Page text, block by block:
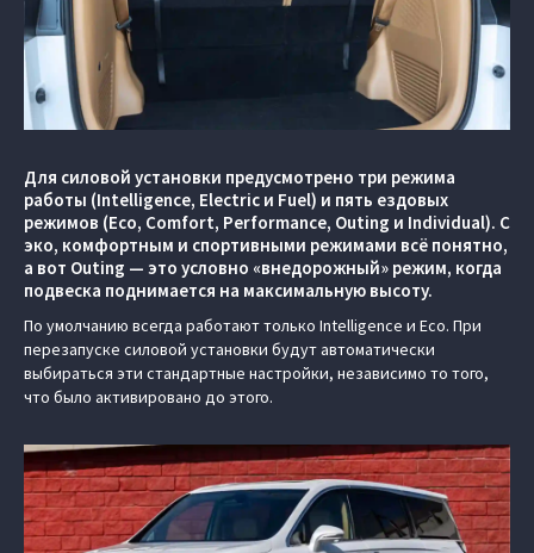
Для силовой установки предусмотрено три режима
работы (Intelligence, Electric и Fuel) и пять ездовых
режимов (Eco, Comfort, Performance, Outing и Individual). С
эко, комфортным и спортивными режимами всё понятно,
а вот Outing — это условно «внедорожный» режим, когда
подвеска поднимается на максимальную высоту.
По умолчанию всегда работают только Intelligence и Eco. При
перезапуске силовой установки будут автоматически
выбираться эти стандартные настройки, независимо то того,
что было активировано до этого.